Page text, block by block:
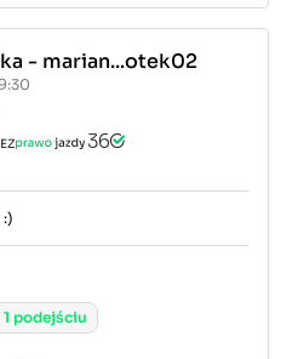
- marian...otek02
1 podejściu